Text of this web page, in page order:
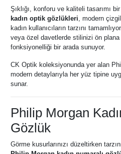
Şıklığı, konforu ve kaliteli tasarımı
kadın optik gözlükleri, modern
kadın kullanıcıların tarzını
veya özel davetlerde stilinizi ön
fonksiyonelliği bir arada sunuyor.
CK Optik koleksiyonunda yer alan
modern detaylarıyla her yüz tipine
sunar.
Philip Morgan
Gözlük
Görme kusurlarınızı düzeltirken